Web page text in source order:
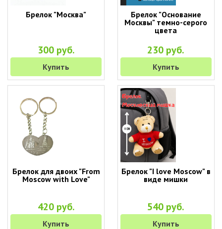
Брелок "Москва"
300 руб.
Купить
Брелок "Основание
Москвы" темно-серого
цвета
230 руб.
Купить
Брелок для двоих "From
Moscow with Love"
420 руб.
Купить
Брелок "I love Moscow" в
виде мишки
540 руб.
Купить